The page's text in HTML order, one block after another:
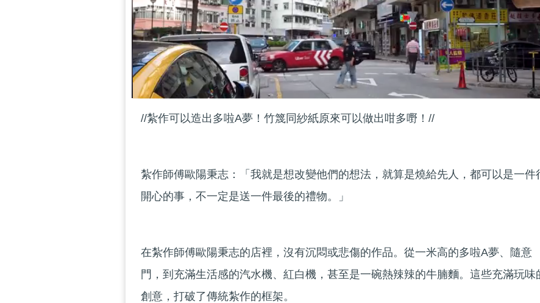
//紮作可以造出多啦A夢！竹篾同紗紙原來可以做出咁多嘢！//
紮作師傅歐陽秉志：「我就是想改變他們的想法，就算是燒給先人，都可以是一件
開心的事，不一定是送一件最後的禮物。」
在紮作師傅歐陽秉志的店裡，沒有沉悶或悲傷的作品。從一米高的多啦A夢、隨意
門，到充滿生活感的汽水機、紅白機，甚至是一碗熱辣辣的牛腩麵。這些充滿玩味
創意，打破了傳統紮作的框架。